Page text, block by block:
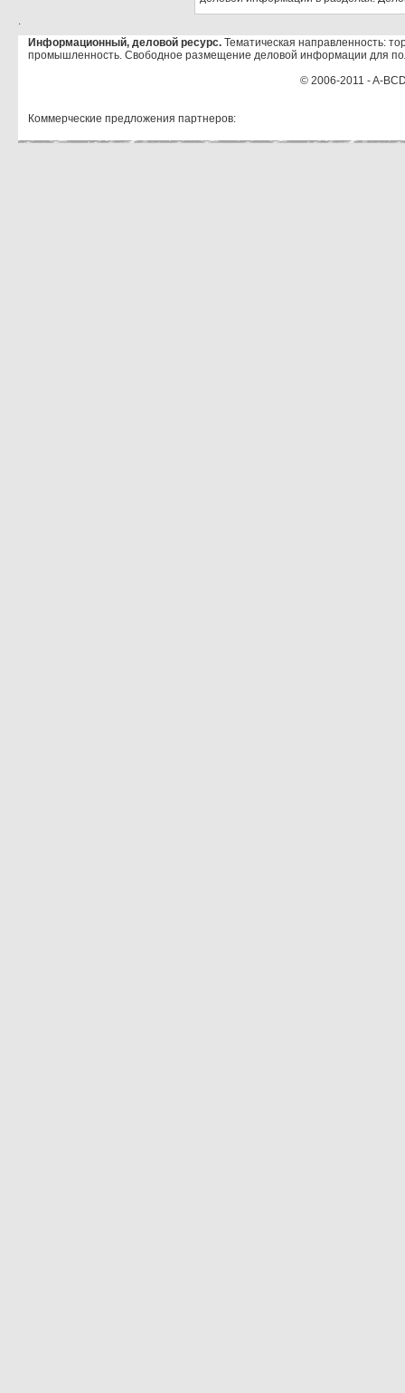
.
Информационный, деловой ресурс. Тематическая направленность:
промышленность. Свободное размещение деловой информации для
© 2006-2011 - A-
Коммерческие предложения партнеров: